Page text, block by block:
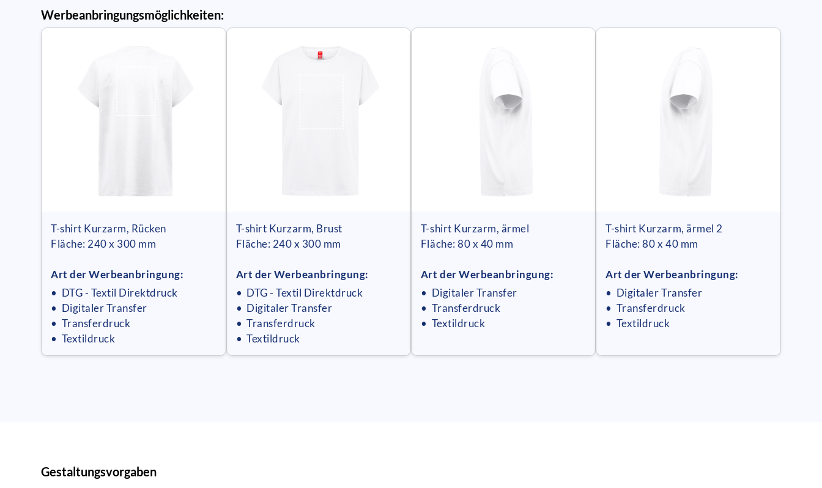
Werbeanbringungsmöglichkeiten:
T-shirt Kurzarm, Rücken
Fläche: 240 x 300 mm
Art der Werbeanbringung:
• DTG - Textil Direktdruck
• Digitaler Transfer
• Transferdruck
• Textildruck
T-shirt Kurzarm, Brust
Fläche: 240 x 300 mm
Art der Werbeanbringung:
• DTG - Textil Direktdruck
• Digitaler Transfer
• Transferdruck
• Textildruck
T-shirt Kurzarm, ärmel
Fläche: 80 x 40 mm
Art der Werbeanbringung:
• Digitaler Transfer
• Transferdruck
• Textildruck
T-shirt Kurzarm, ärmel 2
Fläche: 80 x 40 mm
Art der Werbeanbringung:
• Digitaler Transfer
• Transferdruck
• Textildruck
Gestaltungsvorgaben